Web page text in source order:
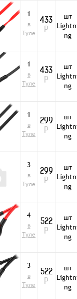
1
в
Туле
433
Р
шт
ng
1
в
Туле
433
Р
шт
ng
1
в
Туле
299
Р
шт
ng
3
в
Туле
299
Р
шт
ng
4
в
Туле
522
Р
шт
ng
3
в
Туле
522
Р
шт
ng